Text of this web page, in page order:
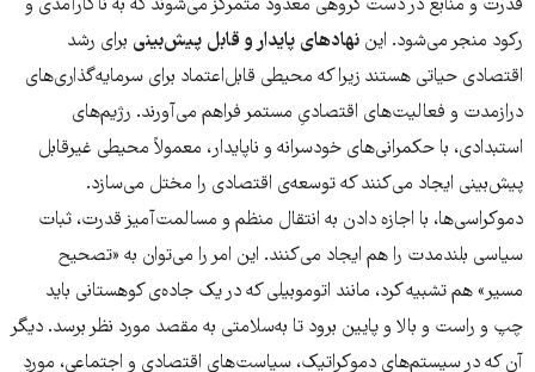
قدرت و منابع در دست گروهی معدود متمرکز می‌شوند که به ناکارآمدی و
رکود منجر می‌شود. این نهادهای پایدار و قابل پیش‌بینی برای رشد
اقتصادی حیاتی هستند زیرا که محیطی قابل‌اعتماد برای سرمایه‌گذاری‌های
درازمدت و فعالیت‌های اقتصادیِ مستمر فراهم می‌آورند. رژیم‌های
استبدادی، با حکمرانی‌های خودسرانه و ناپایدار، معمولاً محیطی غیرقابل
پیش‌بینی ایجاد می‌کنند که توسعه‌ی اقتصادی را مختل می‌سازد.
دموکراسی‌ها، با اجازه دادن به انتقال منظم و مسالمت‌آمیز قدرت، ثبات
سیاسی بلندمدت را هم ایجاد می‌کنند. این امر را می‌توان به «تصحیح
مسیر» هم تشبیه کرد، مانند اتوموبیلی که در یک جاده‌ی کوهستانی باید
چپ و راست و بالا و پایین برود تا به‌سلامتی به مقصد مورد نظر برسد. دیگر
آن که در سیستم‌های دموکراتیک، سیاست‌های اقتصادی و اجتماعی، موردِ